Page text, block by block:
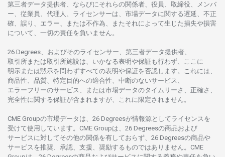
第三者データ提供者、ならびにそれらの関係者、役員、取締役、メンバ
ー、従業員、代理人、ライセンサーは、 市場データに関する遅延、不正
確、誤り、エラー、
または不作為、 またそれによって生じた損失や損害
について、 一切の責任を負いません。
26 Degrees、 およびそのライセンサー、 第三者データ提供者、
取引所または取引所施設は、いかなる表明や保証も行わず、 ここに
明示または黙示を 問わずすべての表明や保証を否認し ます。 これには、
商品性、品質、 特定目的への適合性、 中断のないサービス、
エラーフリーのサービス、 または市場データのタイムリーさ、正確さ、
完全性に関する保証が含まれますが、これに限定さ れません。
CME Groupの市場データは、26 Degreesが情報源としてライセンスを
受けて使用しています。 CME Groupは、26 Degreesの商品および
サービスに対してその他の関係を有しておらず、26 Degreesの商品や
サービスを推奨、承認、支援、 奨励するものではありません。 CME